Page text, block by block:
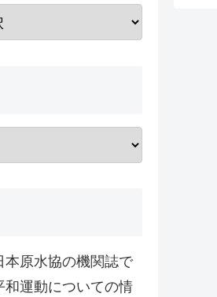
原水協の機関誌で
運動についての情